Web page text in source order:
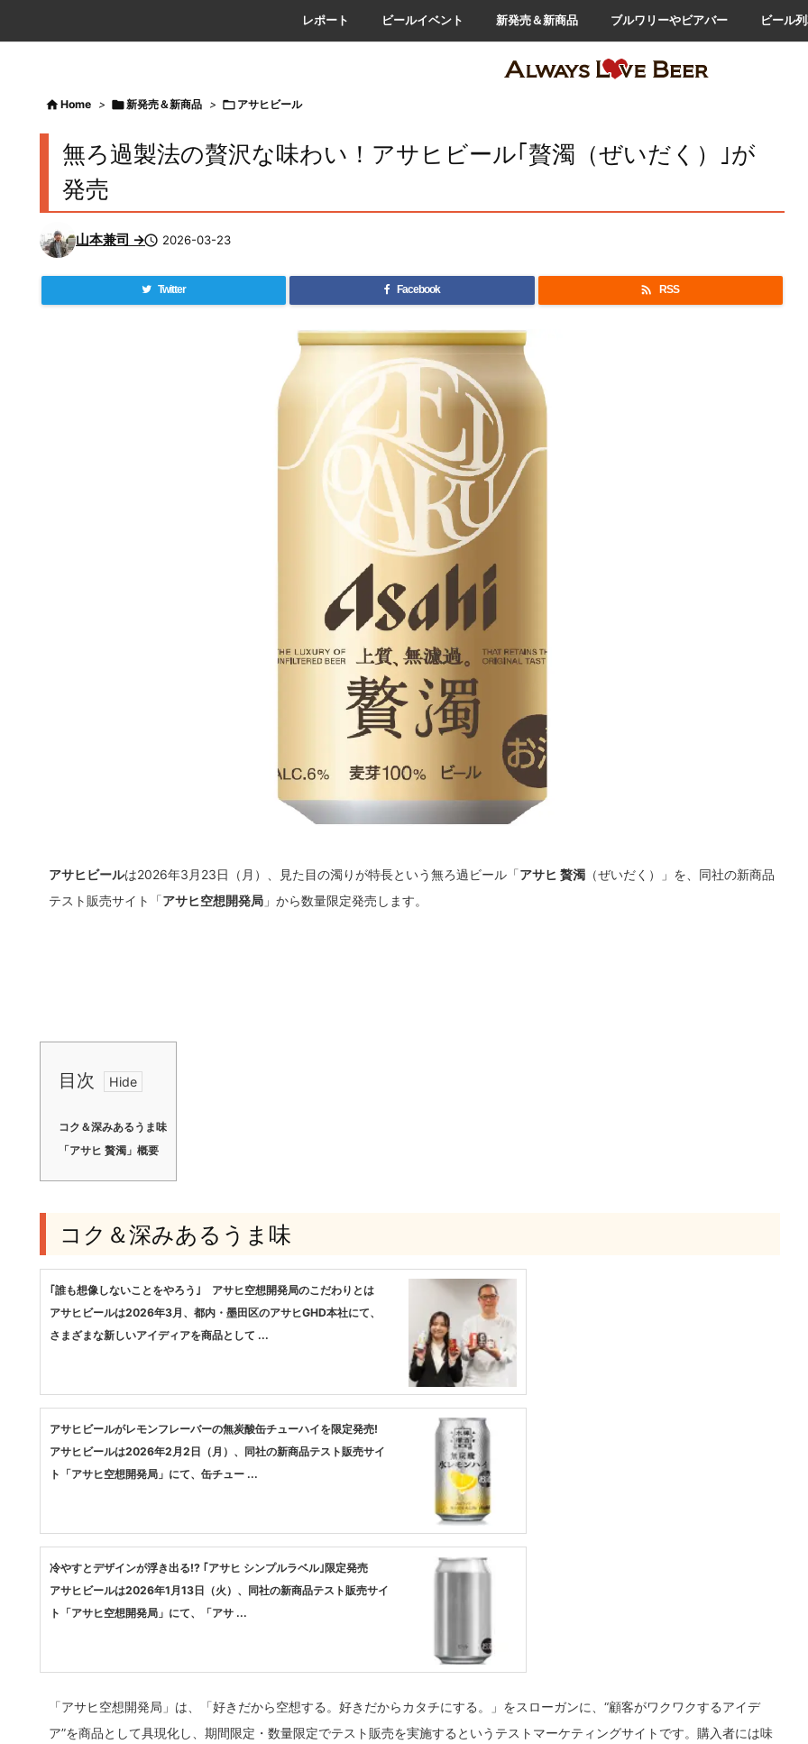
レポート ビールイベント 新発売＆新商品 ブルワリーやビアバー ビール
 Home > 新発売＆新商品 >  アサヒビール
無ろ過製法の贅沢な味わい！アサヒビール｢贅濁（ぜいだく）｣が
発売
山本兼司 → 2026-03-23
Twitter Facebook  RSS
アサヒビールは2026年3月23日（月）、見た目の濁りが特長という無ろ過ビール「アサヒ 贅濁 （ぜいだく）」を、同社の新商品
テスト販売サイト「アサヒ空想開発局 」から数量限定発売します。
目次
コク＆深みあるうま味
「アサヒ 贅濁」概要
コク＆深みあるうま味
｢誰も想像しないことをやろう｣ アサヒ空想開発局のこだわりとは
アサヒビールは2026年3月、都内・墨田区のアサヒGHD本社にて、
さまざまな新しいアイディアを商品として ...
アサヒビールがレモンフレーバーの無炭酸缶チューハイを限定発売!
アサヒビールは2026年2月2日（月）、同社の新商品テスト販売サイ
ト「アサヒ空想開発局」にて、缶チュー ...
冷やすとデザインが浮き出る!? ｢アサヒ シンプルラベル｣限定発売
アサヒビールは2026年1月13日（火）、同社の新商品テスト販売サイ
ト「アサヒ空想開発局」にて、「アサ ...
「アサヒ空想開発局」は、「好きだから空想する。好きだからカタチにする。」をスローガンに、“顧客がワクワクするアイデ
ア”を商品として具現化し、期間限定・数量限定でテスト販売を実施するというテストマーケティングサイトです。購入者には味